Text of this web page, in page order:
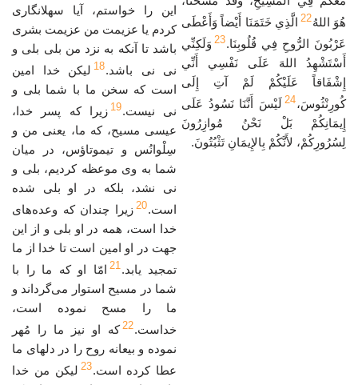
هُوَ اللهُ22 الَّذِي خَتَمَنَا أَيْضاً وَأَعْطَى
عَرْبُونَ الرُّوحِ فِي قُلُوبِنَا.23 وَلَكِنِّي
أَسْتَشْهِدُ اللهَ عَلَى نَفْسِي أَنِّي
إِشْفَاقاً عَلَيْكُمْ لَمْ آتِ إِلَى
كُورِنْثُوسَ،24 لَيْسَ أَنَّنَا نَسُودُ عَلَى
إِيمَانِكُمْ بَلْ نَحْنُ مُوازِرُونَ
لِسُرُورِكُمْ، لأَنَّكُمْ بِالإِيمَانِ تَثْبُتُونَ.
این را خواستم، آیا سهلانگاری
کردم یا عزیمت من عزیمت بشری
باشد تا آنکه به نزد من بلی بلی و
نی نی باشد.18 لیکن خدا امین
است که سخن ما با شما بلی و
نی نیست.19 زیرا که پسر خدا،
عیسی مسیح، که ما، یعنی من و
سِلْوانُس و تیموتاؤس، در میان
شما به وی موعظه کردیم، بلی و
نی نشد، بلکه در او بلی شده
است.20 زیرا چندان که وعده‌های
خدا است، همه در او بلی و از این
جهت در او امین است تا خدا از ما
تمجید یابد.21 امّا او که ما را با
شما در مسیح استوار می‌گرداند و
ما را مسح نموده است،
خداست.22 که او نیز ما را مُهر
نموده و بیعانه روح را در دلهای ما
عطا کرده است.23 لیکن من خدا